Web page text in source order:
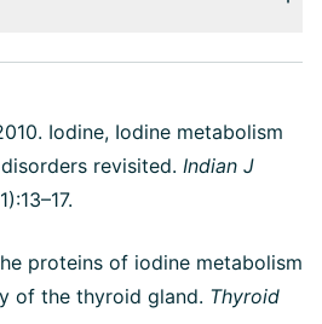
Iodine, Iodine metabolism
revisited. Indian J
proteins of iodine metabolism
of the thyroid gland. Thyroid